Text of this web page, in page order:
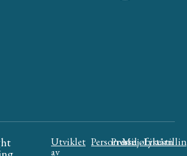
Utviklet
av
Personvern
Presse
Miljøfyrtårn